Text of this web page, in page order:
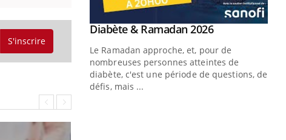
S'inscrire
Youtube
Diabète & Ramadan 2026Youtube
Le Ramadan approche, et, pour de
nombreuses personnes atteintes de
diabète, c'est une période de questions, de
défis, mais ...